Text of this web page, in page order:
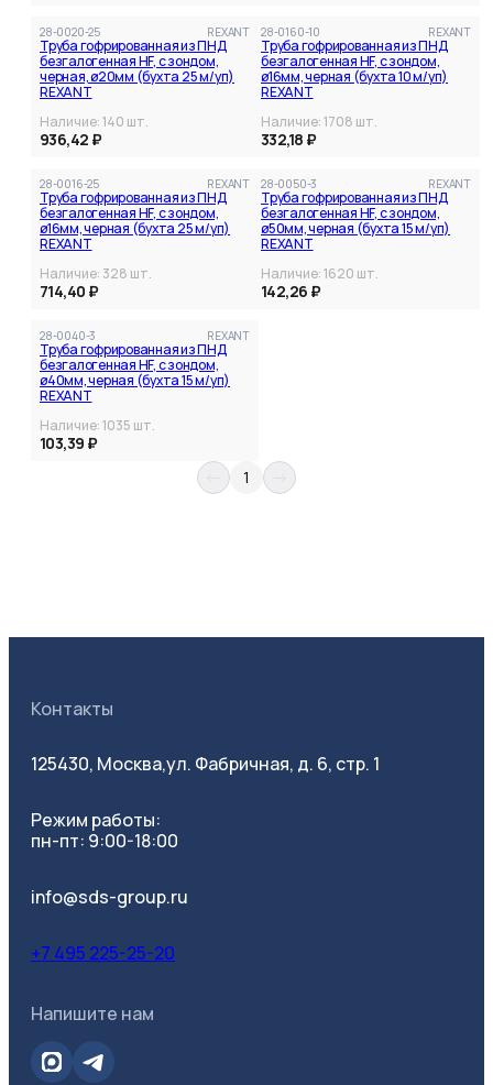
28-0020-25 REXANT
Труба гофрированная из ПНД
безгалогенная HF, с зондом,
черная, ø20мм (бухта 25 м/уп)
REXANT
Наличие:140 шт.
936,42 ₽
28-0160-10 REXANT
Труба гофрированная из ПНД
безгалогенная HF, с зондом,
ø16мм, черная (бухта 10 м/уп)
REXANT
Наличие:1708 шт.
332,18 ₽
28-0016-25 REXANT
Труба гофрированная из ПНД
безгалогенная HF, с зондом,
ø16мм, черная (бухта 25 м/уп)
REXANT
Наличие: 328 шт.
714,40 ₽
28-0050-3 REXANT
Труба гофрированная из ПНД
безгалогенная HF, с зондом,
ø50мм, черная (бухта 15 м/уп)
REXANT
Наличие:1620 шт.
142,26 ₽
28-0040-3 REXANT
Труба гофрированная из ПНД
безгалогенная HF, с зондом,
ø40мм, черная (бухта 15 м/уп)
REXANT
Наличие:1035 шт.
103,39 ₽
1
Контакты
125430, Москва,ул. Фабричная, д. 6, стр. 1
Режим работы:
пн-пт: 9:00-18:00
info@sds-group.ru
+7 495 225-25-20
Напишите нам
Все фильтры